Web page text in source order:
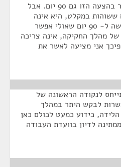
אני חושבת שאפשר היה לאשר בהצעה הזו גם 90 יום. אבל
במקלט, היא אינה
הגבלה נכונה. התביעה והדרישה ל- 90 יום שאולי אפשר
מהלך החקיקה, אינה צריכה
אני מציעה לאשר את
לנקודה הראשונה של
לבקש היתר במהלך
כידוע כמעט לכולם כאן
לדיון בוועדת העבודה